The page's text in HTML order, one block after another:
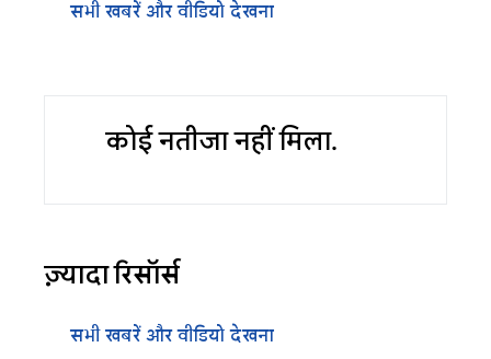
सभी खबरें और वीडियो देखना
कोई नतीजा नहीं मिला.
ज़्यादा रिसॉर्स
सभी खबरें और वीडियो देखना